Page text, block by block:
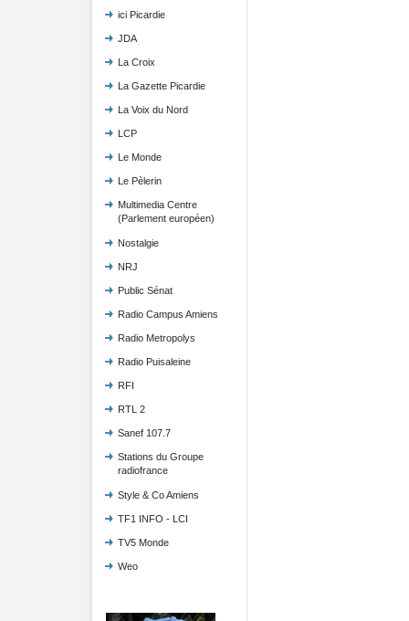
ici Picardie
JDA
La Croix
La Gazette Picardie
La Voix du Nord
LCP
Le Monde
Le Pèlerin
Multimedia Centre
(Parlement européen)
Nostalgie
NRJ
Public Sénat
Radio Campus Amiens
Radio Metropolys
Radio Puisaleine
RFI
RTL 2
Sanef 107.7
Stations du Groupe
radiofrance
Style & Co Amiens
TF1 INFO - LCI
TV5 Monde
Weo